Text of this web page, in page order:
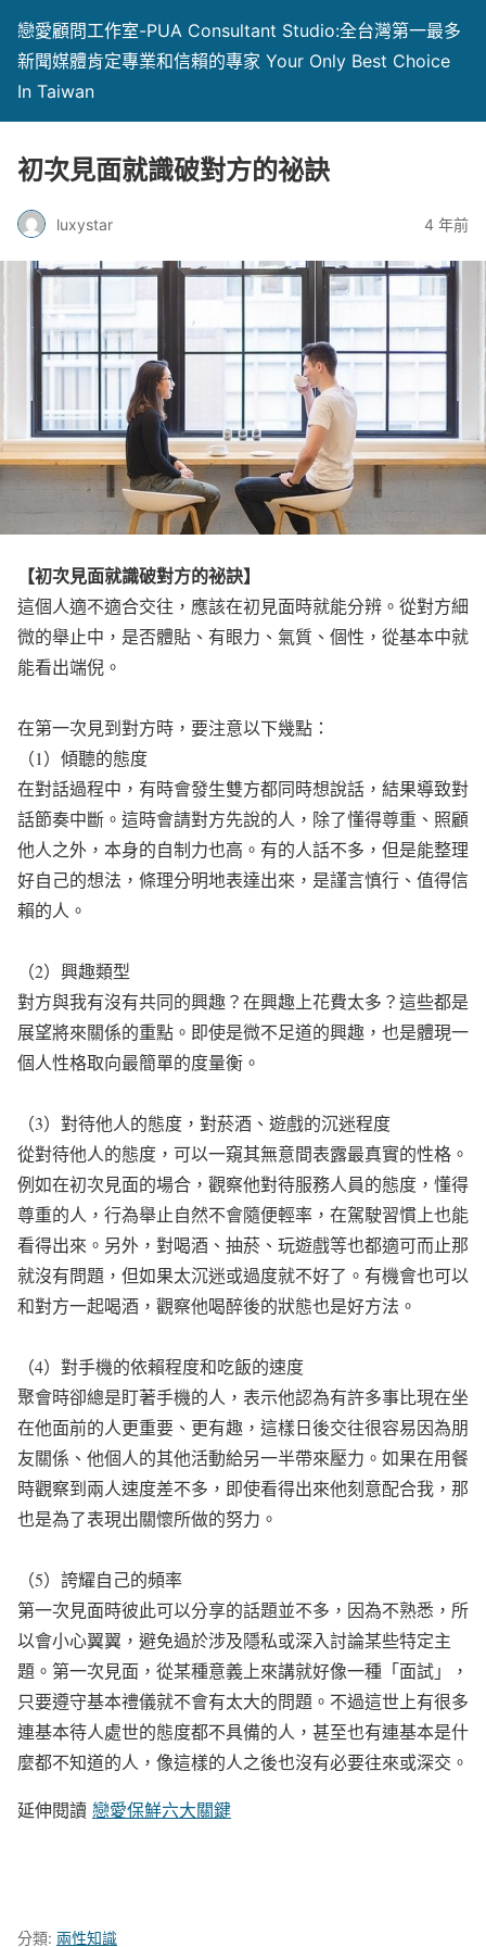
戀愛顧問工作室-PUA Consultant Studio:全台灣第一最多
新聞媒體肯定專業和信賴的專家 Your Only Best Choice
In Taiwan
初次見面就識破對方的祕訣
luxystar 4 年前
【初次見面就識破對方的祕訣】
這個人適不適合交往，應該在初見面時就能分辨。從對方細
微的舉止中，是否體貼、有眼力、氣質、個性，從基本中就
能看出端倪。
在第一次見到對方時，要注意以下幾點：
（1）傾聽的態度
在對話過程中，有時會發生雙方都同時想說話，結果導致對
話節奏中斷。這時會請對方先說的人，除了懂得尊重、照顧
他人之外，本身的自制力也高。有的人話不多，但是能整理
好自己的想法，條理分明地表達出來，是謹言慎行、值得信
賴的人。
（2）興趣類型
對方與我有沒有共同的興趣？在興趣上花費太多？這些都是
展望將來關係的重點。即使是微不足道的興趣，也是體現一
個人性格取向最簡單的度量衡。
（3）對待他人的態度，對菸酒、遊戲的沉迷程度
從對待他人的態度，可以一窺其無意間表露最真實的性格。
例如在初次見面的場合，觀察他對待服務人員的態度，懂得
尊重的人，行為舉止自然不會隨便輕率，在駕駛習慣上也能
看得出來。另外，對喝酒、抽菸、玩遊戲等也都適可而止那
就沒有問題，但如果太沉迷或過度就不好了。有機會也可以
和對方一起喝酒，觀察他喝醉後的狀態也是好方法。
（4）對手機的依賴程度和吃飯的速度
聚會時卻總是盯著手機的人，表示他認為有許多事比現在坐
在他面前的人更重要、更有趣，這樣日後交往很容易因為朋
友關係、他個人的其他活動給另一半帶來壓力。如果在用餐
時觀察到兩人速度差不多，即使看得出來他刻意配合我，那
也是為了表現出關懷所做的努力。
（5）誇耀自己的頻率
第一次見面時彼此可以分享的話題並不多，因為不熟悉，所
以會小心翼翼，避免過於涉及隱私或深入討論某些特定主
題。第一次見面，從某種意義上來講就好像一種「面試」，
只要遵守基本禮儀就不會有太大的問題。不過這世上有很多
連基本待人處世的態度都不具備的人，甚至也有連基本是什
麼都不知道的人，像這樣的人之後也沒有必要往來或深交。
延伸閱讀 戀愛保鮮六大關鍵
分類: 兩性知識